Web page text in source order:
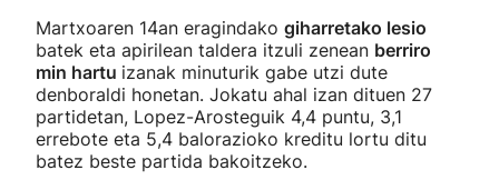
Martxoaren 14an eragindako giharretako lesio
batek eta apirilean taldera itzuli zenean berriro
min hartu izanak minuturik gabe utzi dute
denboraldi honetan. Jokatu ahal izan dituen 27
partidetan, Lopez-Arosteguik 4,4 puntu, 3,1
errebote eta 5,4 balorazioko kreditu lortu ditu
batez beste partida bakoitzeko.